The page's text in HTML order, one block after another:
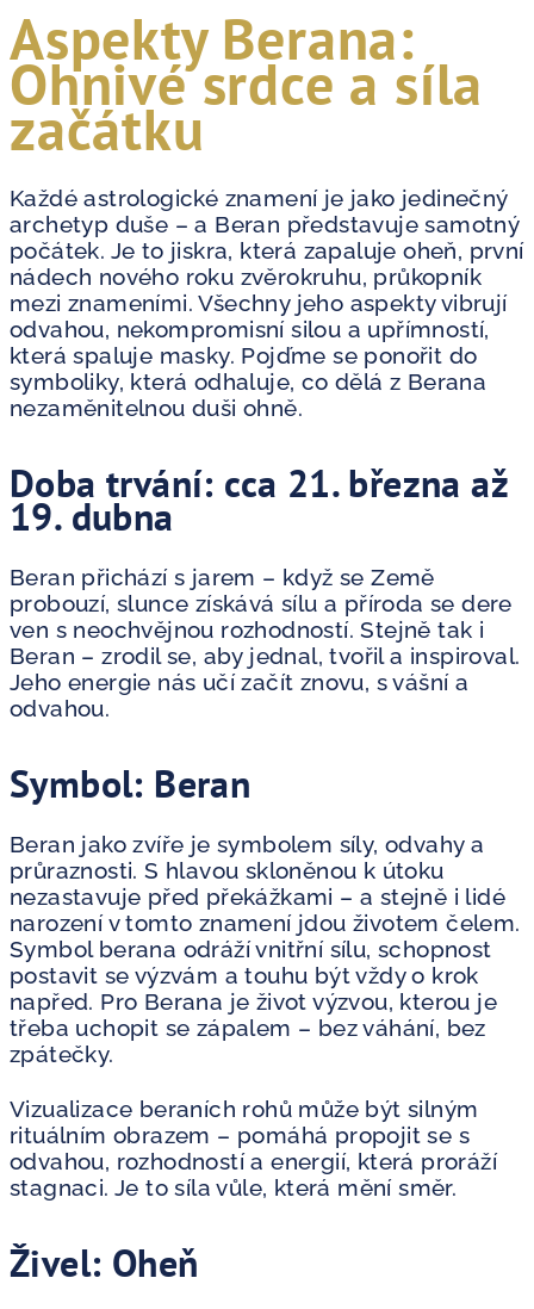
Aspekty Berana:
Ohnivé srdce a síla
začátku
Každé astrologické znamení je jako jedinečný
archetyp duše – a Beran představuje samotný
počátek. Je to jiskra, která zapaluje oheň, první
nádech nového roku zvěrokruhu, průkopník
mezi znameními. Všechny jeho aspekty vibrují
odvahou, nekompromisní silou a upřímností,
která spaluje masky. Pojďme se ponořit do
symboliky, která odhaluje, co dělá z Berana
nezaměnitelnou duši ohně.
Doba trvání: cca 21. března až
19. dubna
Beran přichází s jarem – když se Země
probouzí, slunce získává sílu a příroda se dere
ven s neochvějnou rozhodností. Stejně tak i
Beran – zrodil se, aby jednal, tvořil a inspiroval.
Jeho energie nás učí začít znovu, s vášní a
odvahou.
Symbol: Beran
Beran jako zvíře je symbolem síly, odvahy a
průraznosti. S hlavou skloněnou k útoku
nezastavuje před překážkami – a stejně i lidé
narození v tomto znamení jdou životem čelem.
Symbol berana odráží vnitřní sílu, schopnost
postavit se výzvám a touhu být vždy o krok
napřed. Pro Berana je život výzvou, kterou je
třeba uchopit se zápalem – bez váhání, bez
zpátečky.
Vizualizace beraních rohů může být silným
rituálním obrazem – pomáhá propojit se s
odvahou, rozhodností a energií, která proráží
stagnaci. Je to síla vůle, která mění směr.
Živel: Oheň